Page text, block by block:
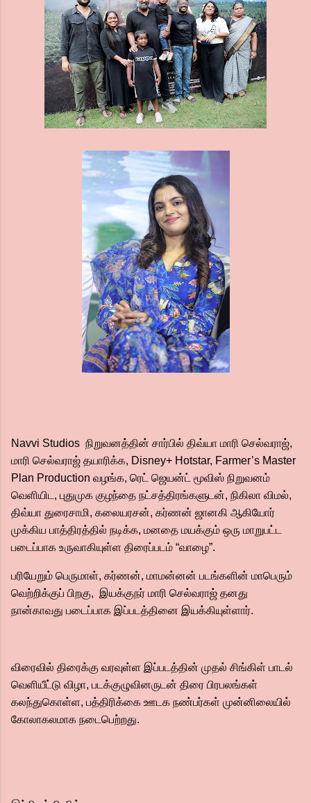
Navvi Studios நிறுவனத்தின் சார்பில் திவ்யா மாரி செல்வராஜ்,
மாரி செல்வராஜ் தயாரிக்க, Disney+ Hotstar, Farmer’s Master
Plan Production வழங்க, ரெட் ஜெயன்ட் மூவிஸ் நிறுவனம்
வெளியிட, புதுமுக குழந்தை நட்சத்திரங்களுடன், நிகிலா விமல்,
திவ்யா துரைசாமி, கலையரசன், கர்ணன் ஜானகி ஆகியோர்
முக்கிய பாத்திரத்தில் நடிக்க, மனதை மயக்கும் ஒரு மாறுபட்ட
படைப்பாக உருவாகியுள்ள திரைப்படம் “வாழை”.
பரியேறும் பெருமாள், கர்ணன், மாமன்னன் படங்களின் மாபெரும்
வெற்றிக்குப் பிறகு, இயக்குநர் மாரி செல்வராஜ் தனது
நான்காவது படைப்பாக இப்படத்தினை இயக்கியுள்ளார்.
விரைவில் திரைக்கு வரவுள்ள இப்படத்தின் முதல் சிங்கிள் பாடல்
வெளியீட்டு விழா, படக்குழுவினருடன் திரை பிரபலங்கள்
கலந்துகொள்ள, பத்திரிக்கை ஊடக நண்பர்கள் முன்னிலையில்
கோலாகலமாக நடைபெற்றது.